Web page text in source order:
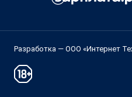
Разработка — ООО «Интернет